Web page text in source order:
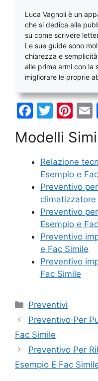
Luca Vagnoli è un
che si dedica alla
su come scrivere
Le sue guide sono
chiarezza e
alle prime armi con la
migliorare le proprie
F
c
e
b
o
o
k
T
w
itt
er
Pi
nt
er
e
st
l
Modelli
Relazione
Esempio e
Preventivo
Preventivo
Esempio e
Preventivo
e Fac Simile
Preventivo
Fac Simile
Categorie
Preventivi
Preventivo Per
Fac Simile
Preventivo Per
Esempio E Fac